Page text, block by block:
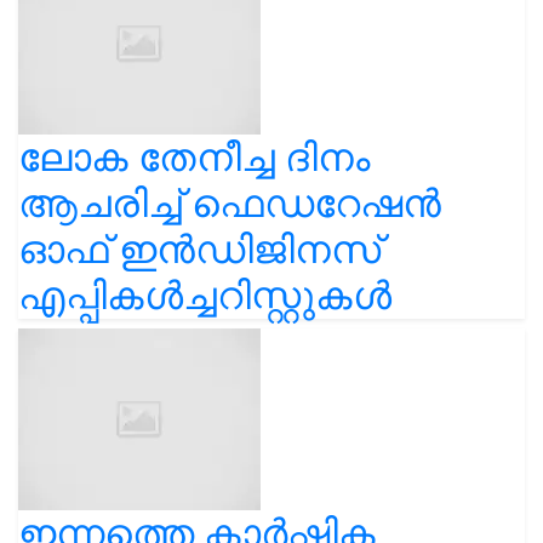
ലോക തേനീച്ച ദിനം
ആചരിച്ച് ഫെഡറേഷൻ
ഓഫ് ഇൻഡിജിനസ്
എപ്പികൾച്ചറിസ്റ്റുകൾ
ഇന്നത്തെ കാർഷിക